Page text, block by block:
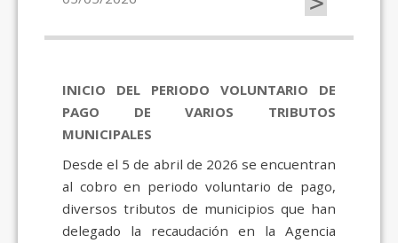
INICIO DEL PERIODO VOLUNTARIO DE
PAGO DE VARIOS TRIBUTOS
MUNICIPALES
Desde el 5 de abril de 2026 se encuentran
al cobro en periodo voluntario de pago,
diversos tributos de municipios que han
delegado la recaudación en la Agencia